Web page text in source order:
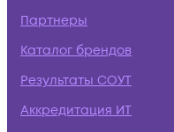
Партнеры
Каталог брендов
Результаты СОУТ
Аккредитация ИТ